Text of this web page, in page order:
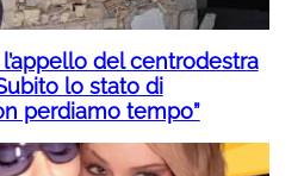
del centrodestra
lo stato di
perdiamo tempo”